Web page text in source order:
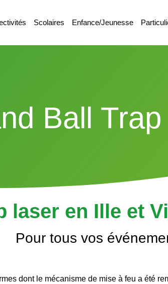
Scolaires Enfance/Jeunesse
Ball
laser en Ille et
Pour tous vos
dont le mécanisme de mise à feu a été